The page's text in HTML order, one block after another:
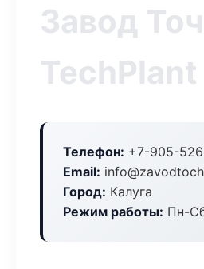
Завод
TechPlant
Телефон: +7-905-
Email:
Город: Калуга
Режим работы: Пн-